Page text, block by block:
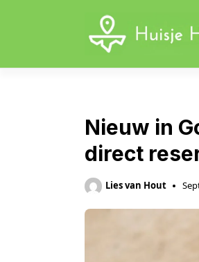
Nieuw in
direct
Lies van Hout